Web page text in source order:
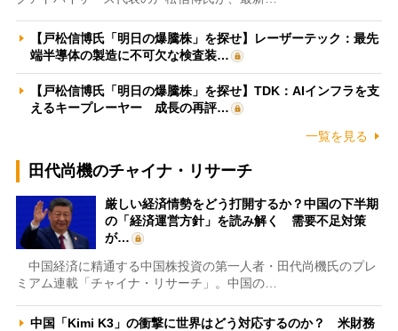
【戸松信博氏「明日の爆騰株」を探せ】レーザーテック：最先
端半導体の製造に不可欠な検査装…
【戸松信博氏「明日の爆騰株」を探せ】TDK：AIインフラを支
えるキープレーヤー 成長の再評…
一覧を見る
田代尚機のチャイナ・リサーチ
厳しい経済情勢をどう打開するか？中国の下半期
の「経済運営方針」を読み解く 需要不足対策
が…
中国経済に精通する中国株投資の第一人者・田代尚機氏のプレ
ミアム連載「チャイナ・リサーチ」。中国の…
中国「Kimi K3」の衝撃に世界はどう対応するのか？ 米財務